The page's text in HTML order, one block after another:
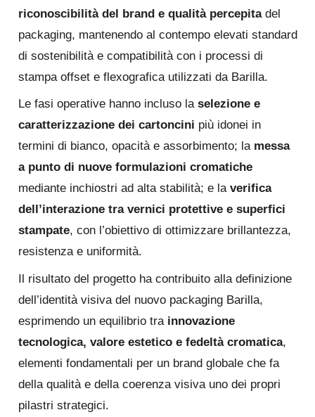
riconoscibilità del brand e qualità percepitadel
packaging, mantenendo al contempo elevati standard
di sostenibilità e compatibilità con i processi di
stampa offset e flexografica utilizzati da Barilla.
Le fasi operative hanno incluso la selezione e
caratterizzazione dei cartoncini più idonei in
termini di bianco, opacità e assorbimento; la messa
a punto di nuove formulazioni cromatiche
mediante inchiostri ad alta stabilità; e la verifica
dell’interazione tra vernici protettive e superfici
stampate, con l’obiettivo di ottimizzare brillantezza,
resistenza e uniformità.
Il risultato del progetto ha contribuito alla definizione
dell’identità visiva del nuovo packaging Barilla,
esprimendo un equilibrio tra innovazione
tecnologica, valore estetico e fedeltà cromatica,
elementi fondamentali per un brand globale che fa
della qualità e della coerenza visiva uno dei propri
pilastri strategici.